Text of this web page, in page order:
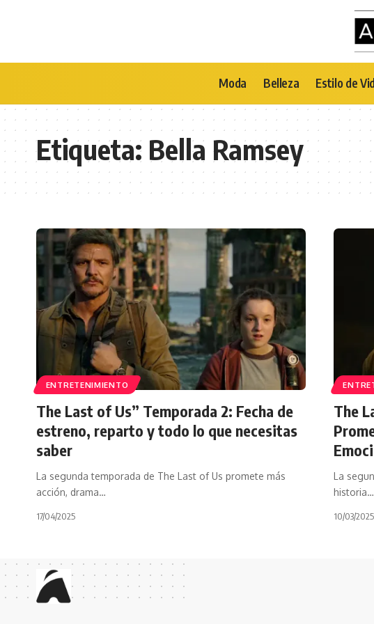
Moda Belleza Estilo de
Etiqueta: Bella Ramsey
ENTRETENIMIENTO
The Last of Us” Temporada 2: Fecha de
estreno, reparto y todo lo que necesitas
saber
La segunda temporada de The Last of Us promete más
acción, drama…
17/04/2025
The
La
historia…
10/03/2025